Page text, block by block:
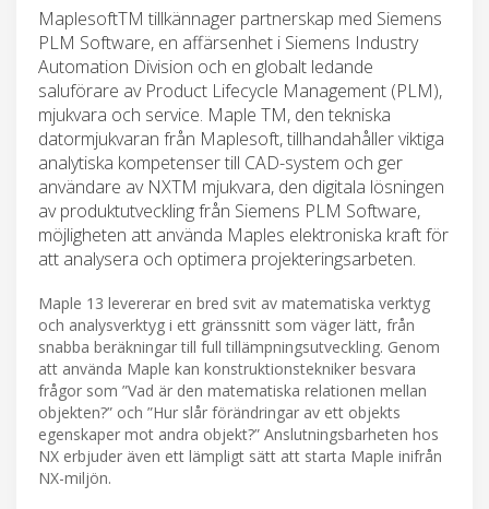
MaplesoftTM tillkännager partnerskap med Siemens
PLM Software, en affärsenhet i Siemens Industry
Automation Division och en globalt ledande
saluförare av Product Lifecycle Management (PLM),
mjukvara och service. Maple TM, den tekniska
datormjukvaran från Maplesoft, tillhandahåller viktiga
analytiska kompetenser till CAD-system och ger
användare av NXTM mjukvara, den digitala lösningen
av produktutveckling från Siemens PLM Software,
möjligheten att använda Maples elektroniska kraft för
att analysera och optimera projekteringsarbeten.
Maple 13 levererar en bred svit av matematiska verktyg
och analysverktyg i ett gränssnitt som väger lätt, från
snabba beräkningar till full tillämpningsutveckling. Genom
att använda Maple kan konstruktionstekniker besvara
frågor som ”Vad är den matematiska relationen mellan
objekten?” och ”Hur slår förändringar av ett objekts
egenskaper mot andra objekt?” Anslutningsbarheten hos
NX erbjuder även ett lämpligt sätt att starta Maple inifrån
NX-miljön.